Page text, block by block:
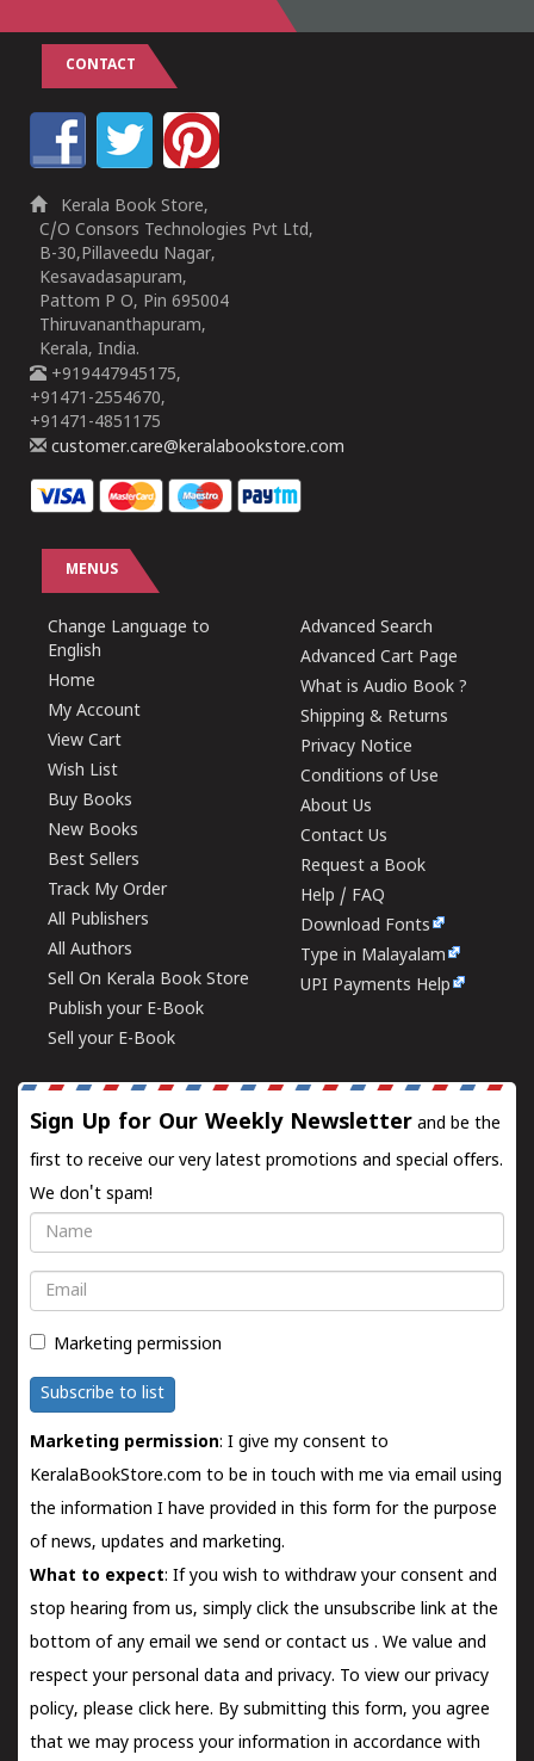
CONTACT
Kerala Book Store,
C/O Consors Technologies Pvt Ltd,
B-30,Pillaveedu Nagar,
Kesavadasapuram,
Pattom P O, Pin 695004
Thiruvananthapuram,
Kerala, India.
+919447945175,
+91471-2554670,
+91471-4851175
customer.care@keralabookstore.com
MENUS
Change Language to
English
Home
My Account
View Cart
Wish List
Buy Books
New Books
Best Sellers
Track My Order
All Publishers
All Authors
Sell On Kerala Book Store
Publish your E-Book
Sell your E-Book
Advanced Search
Advanced Cart Page
What is Audio Book ?
Shipping & Returns
Privacy Notice
Conditions of Use
About Us
Contact Us
Request a Book
Help / FAQ
Download Fonts
Type in Malayalam
UPI Payments Help
Sign Up for Our Weekly Newsletter and be the
first to receive our very latest promotions and special offers.
We don't spam!
Name
Email
Marketing permission
Subscribe to list
Marketing permission: I give my consent to
KeralaBookStore.com to be in touch with me via email using
the information I have provided in this form for the purpose
of news, updates and marketing.
What to expect: If you wish to withdraw your consent and
stop hearing from us, simply click the unsubscribe link at the
bottom of any email we send orcontact us . We value and
respect your personal data and privacy. To view our privacy
policy, please click here. By submitting this form, you agree
that we may process your information in accordance with